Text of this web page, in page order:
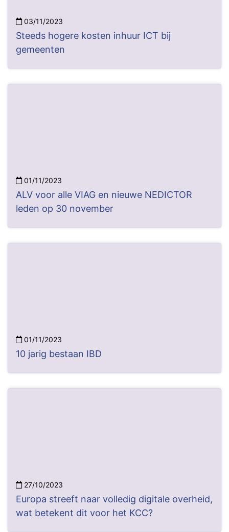
03/11/2023
Steeds hogere kosten inhuur ICT bij
gemeenten
01/11/2023
ALV voor alle VIAG en nieuwe NEDICTOR
leden op 30 november
01/11/2023
10 jarig bestaan IBD
27/10/2023
Europa streeft naar volledig digitale overheid,
wat betekent dit voor het KCC?